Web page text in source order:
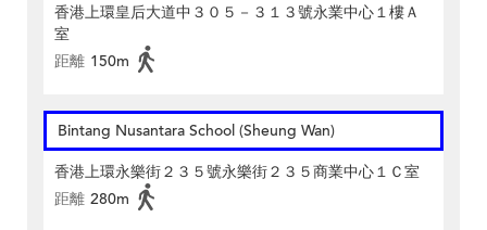
香港上環皇后大道中３０５－３１３號永業中心１樓Ａ
室
距離 150m
Bintang Nusantara School (Sheung Wan)
香港上環永樂街２３５號永樂街２３５商業中心１Ｃ室
距離 280m